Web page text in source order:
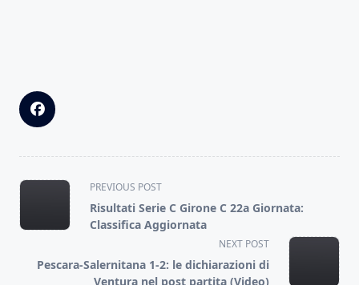
<span
class="nav-
subtitle
reader-
text">Page</span>
PREVIOUS POST
Risultati Serie C Girone C 22a Giornata:
Classifica Aggiornata
NEXT POST
Pescara-Salernitana 1-2: le dichiarazioni di
Ventura nel post partita (Video)